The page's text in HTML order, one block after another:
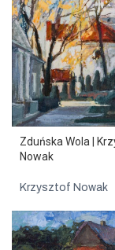
Zduńska Wola |
Nowak
Krzysztof Nowak